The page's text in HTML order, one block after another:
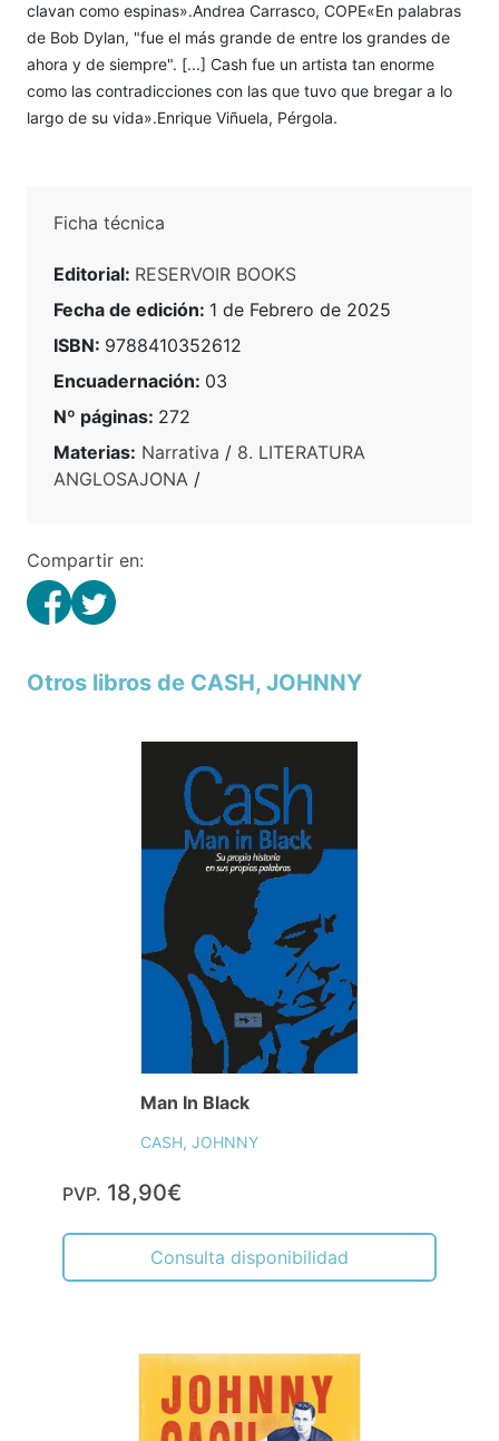
clavan como espinas».Andrea Carrasco, COPE«En palabras
de Bob Dylan, "fue el más grande de entre los grandes de
ahora y de siempre". [...] Cash fue un artista tan enorme
como las contradicciones con las que tuvo que bregar a lo
largo de su vida».Enrique Viñuela, Pérgola.
Ficha técnica
Editorial: RESERVOIR BOOKS
Fecha de edición: 1 de Febrero de 2025
ISBN: 9788410352612
Encuadernación: 03
Nº páginas: 272
Materias: Narrativa / 8. LITERATURA
ANGLOSAJONA /
Compartir en:
Otros libros de CASH, JOHNNY
Man In Black
CASH, JOHNNY
PVP. 18,90€
Consulta disponibilidad